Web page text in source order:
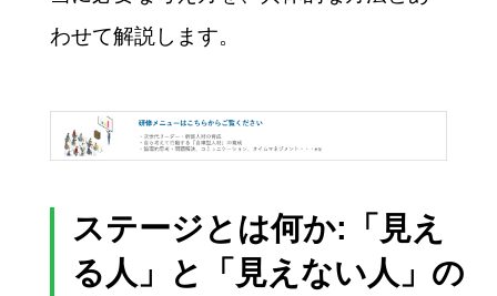
わせて解説します。
ステージとは何か:「見え
る人」と「見えない人」の